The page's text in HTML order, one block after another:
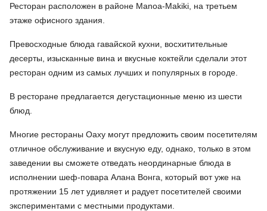
Ресторан расположен в районе Manoa-Makiki, на третьем
этаже офисного здания.
Превосходные блюда гавайской кухни, восхитительные
десерты, изысканные вина и вкусные коктейли сделали этот
ресторан одним из самых лучших и популярных в городе.
В ресторане предлагается дегустационные меню из шести
блюд.
Многие рестораны Оаху могут предложить своим посетителям
отличное обслуживание и вкусную еду, однако, только в этом
заведении вы сможете отведать неординарные блюда в
исполнении шеф-повара Алана Вонга, который вот уже на
протяжении 15 лет удивляет и радует посетителей своими
экспериментами с местными продуктами.